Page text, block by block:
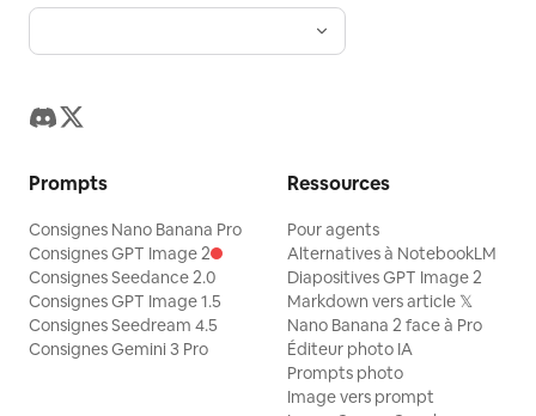
Prompts
Consignes Nano Banana Pro
Consignes GPT Image 2
Consignes Seedance 2.0
Consignes GPT Image 1.5
Consignes Seedream 4.5
Consignes Gemini 3 Pro
Ressources
Pour agents
Alternatives à NotebookLM
Diapositives GPT Image 2
Markdown vers article 𝕏
Nano Banana 2 face à Pro
Éditeur photo IA
Prompts photo
Image vers prompt